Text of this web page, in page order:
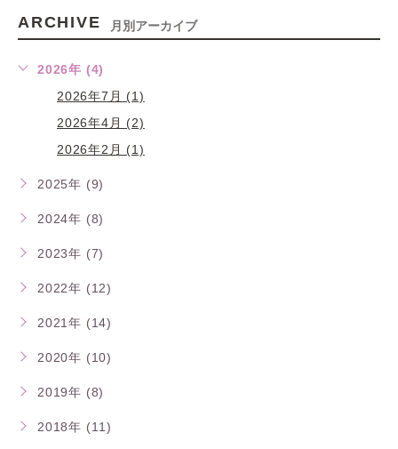
ARCHIVE 月別アーカイブ
2026年 (4)
2026年7月 (1)
2026年4月 (2)
2026年2月 (1)
2025年 (9)
2024年 (8)
2023年 (7)
2022年 (12)
2021年 (14)
2020年 (10)
2019年 (8)
2018年 (11)